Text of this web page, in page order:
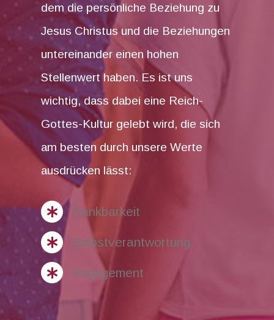
dem die persönliche Beziehung zu
Jesus Christus und die Beziehungen
untereinander einen hohen
Stellenwert haben. Es ist uns
wichtig, dass dabei eine Reich-
Gottes-Kultur gelebt wird, die sich
am besten durch unsere Werte
ausdrücken lässt:
Dankbarkeit
Selbstverantwortung
Engagement